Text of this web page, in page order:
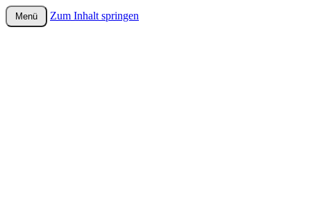
wurster-cartoon-blog.de
Menü Zum Inhalt springen